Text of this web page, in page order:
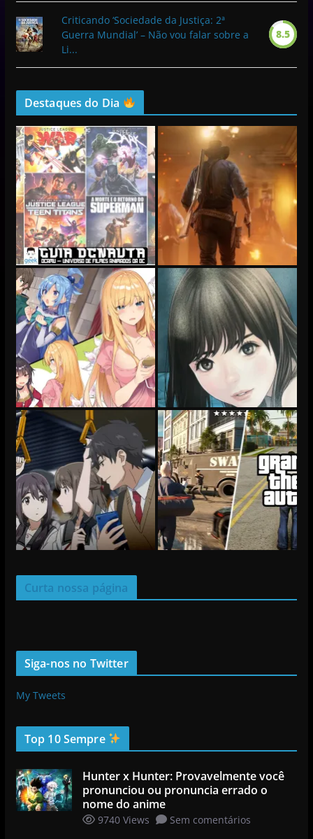
Criticando ‘Sociedade da Justiça: 2ª
Guerra Mundial’ – Não vou falar sobre a
Li...
8.5
Destaques do Dia
Curta nossa página
Siga-nos no Twitter
My Tweets
Top 10 Sempre
Hunter x Hunter: Provavelmente você
pronunciou ou pronuncia errado o
nome do anime
9740 Views Sem comentários